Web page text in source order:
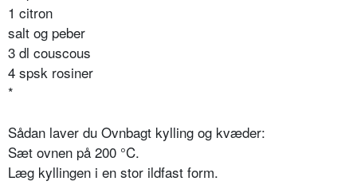
1 citron
salt og peber
3 dl couscous
4 spsk rosiner
*
Sådan laver du Ovnbagt kylling og kvæder:
Sæt ovnen på 200 °C.
Læg kyllingen i en stor ildfast form.